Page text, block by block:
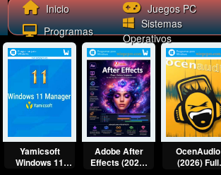
Inicio Juegos PC
Programas
Sistemas
Operativos
Yamicsoft
Windows 11
Adobe After
Effects (2026)
OcenAudio
(2026) Full